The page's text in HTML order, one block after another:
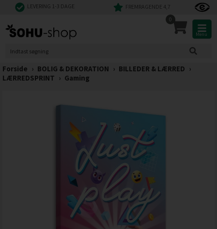
LEVERING 1-3 DAGE FREMRAGENDE 4,7
0
Menu
Forside › BOLIG & DEKORATION › BILLEDER & LÆRRED ›
LÆRREDSPRINT › Gaming